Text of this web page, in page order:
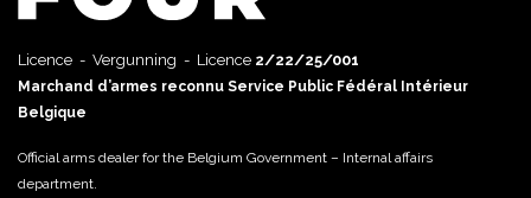
Licence - Vergunning - Licence 2/22/25/001
Marchand d’armes reconnu Service Public Fédéral Intérieur
Belgique
Official arms dealer for the Belgium Government – Internal affairs
department.